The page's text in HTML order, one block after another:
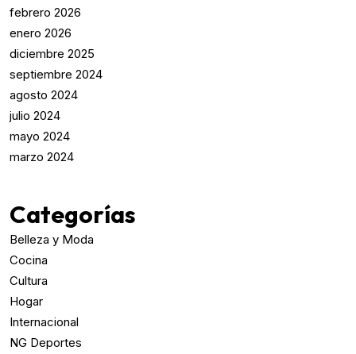
febrero 2026
enero 2026
diciembre 2025
septiembre 2024
agosto 2024
julio 2024
mayo 2024
marzo 2024
Categorías
Belleza y Moda
Cocina
Cultura
Hogar
Internacional
NG Deportes